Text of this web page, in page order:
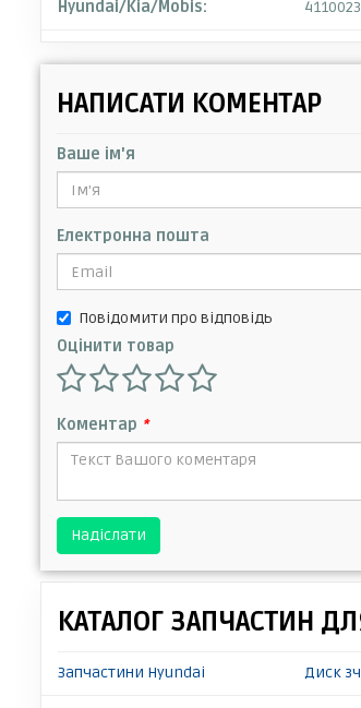
Hyundai/Kia/Mobis:
НАПИСАТИ КОМЕНТАР
Ваше ім'я
Електронна пошта
Повідомити про відповідь
Оцінити товар
Коментар *
Надіслати
КАТАЛОГ ЗАПЧАСТИН
Запчастини Hyundai Диск